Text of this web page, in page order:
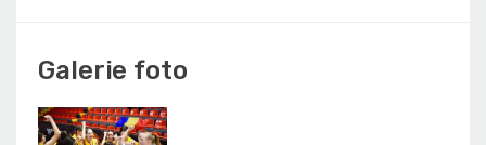
Galerie foto